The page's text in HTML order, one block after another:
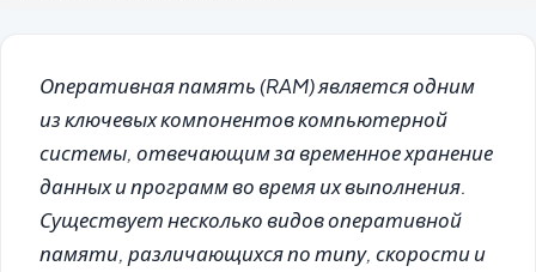
Оперативная память (RAM) является одним
из ключевых компонентов компьютерной
системы, отвечающим за временное хранение
данных и программ во время их выполнения.
Существует несколько видов оперативной
памяти, различающихся по типу, скорости и